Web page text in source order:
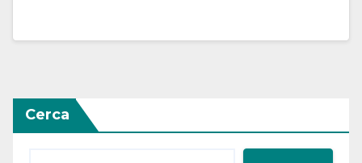
Cerca